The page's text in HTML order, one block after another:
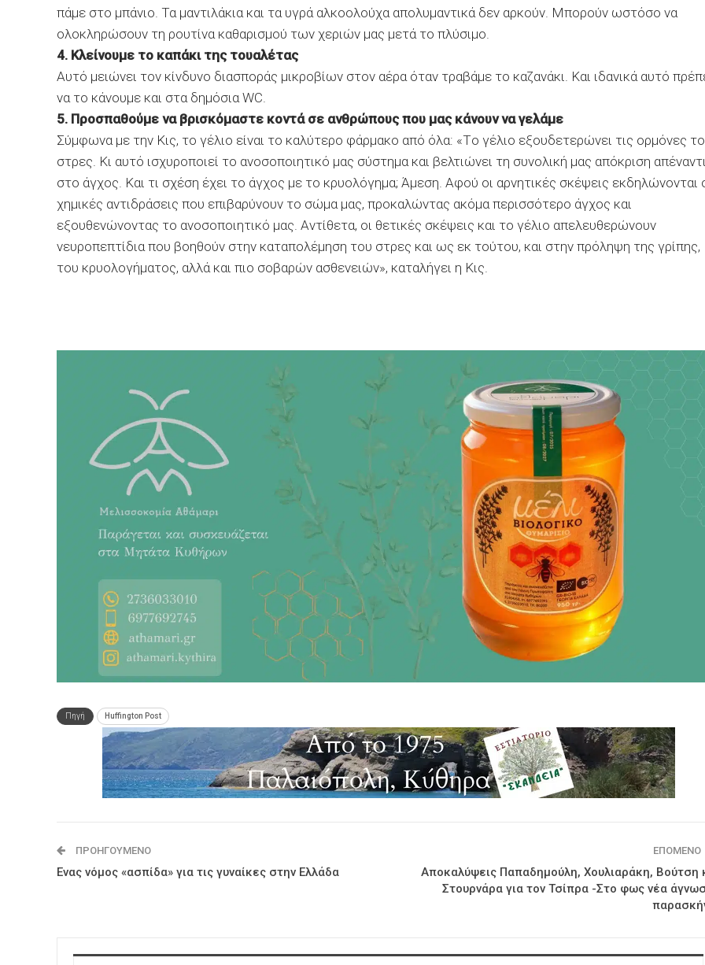
πάμε στο μπάνιο. Τα μαντιλάκια και τα υγρά αλκοολούχα απολυμαντικά δεν αρκούν. Μπορούν ωστόσο να
ολοκληρώσουν τη ρουτίνα καθαρισμού των χεριών μας μετά το πλύσιμο.
4. Κλείνουμε το καπάκι της τουαλέτας
Αυτό μειώνει τον κίνδυνο διασποράς μικροβίων στον αέρα όταν τραβάμε το καζανάκι. Και ιδανικά αυτό
να το κάνουμε και στα δημόσια WC.
5. Προσπαθούμε να βρισκόμαστε κοντά σε ανθρώπους που μας κάνουν να γελάμε
Σύμφωνα με την Κις, το γέλιο είναι το καλύτερο φάρμακο από όλα: «Tο γέλιο εξουδετερώνει τις ορμόνες
στρες. Κι αυτό ισχυροποιεί το ανοσοποιητικό μας σύστημα και βελτιώνει τη συνολική μας απόκριση απέναντι
στο άγχος. Και τι σχέση έχει το άγχος με το κρυολόγημα; Άμεση. Αφού οι αρνητικές σκέψεις εκδηλώνονται
χημικές αντιδράσεις που επιβαρύνουν το σώμα μας, προκαλώντας ακόμα περισσότερο άγχος και
εξουθενώνοντας το ανοσοποιητικό μας. Αντίθετα, οι θετικές σκέψεις και το γέλιο απελευθερώνουν
νευροπεπτίδια που βοηθούν στην καταπολέμηση του στρες και ως εκ τούτου, και στην πρόληψη της γρίπης,
του κρυολογήματος, αλλά και πιο σοβαρών ασθενειών», καταλήγει η Κις.
Πηγή Huffington Post
ΠΡΟΗΓΟΎΜΕΝΟ
Ενας νόμος «ασπίδα» για τις γυναίκες στην Ελλάδα
ΕΠΌΜΕΝΟ
Αποκαλύψεις Παπαδημούλη, Χουλιαράκη, Βούτση
Στουρνάρα για τον Τσίπρα -Στο φως νέα